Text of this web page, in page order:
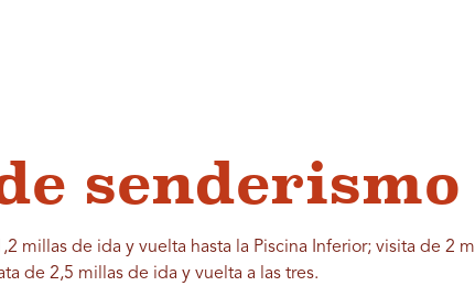
senderismo
millas de ida y vuelta hasta la Piscina Inferior; visita de 2
de 2,5 millas de ida y vuelta a las tres.